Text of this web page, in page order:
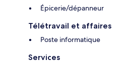
Épicerie/dépanneur
Télétravail et affaires
Poste informatique
Services